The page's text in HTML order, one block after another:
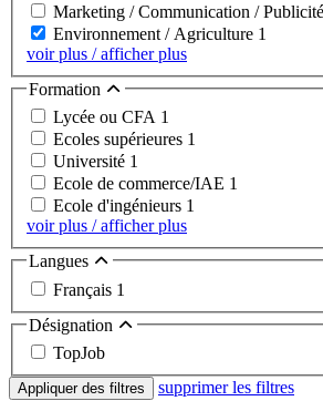
Marketing / Communication /
Environnement / Agriculture 1
voir plus / afficher plus
Formation
Lycée ou CFA 1
Ecoles supérieures 1
Université 1
Ecole de commerce/IAE 1
Ecole d'ingénieurs 1
voir plus / afficher plus
Langues
Français 1
Désignation
TopJob
Appliquer des filtres
supprimer les filtres